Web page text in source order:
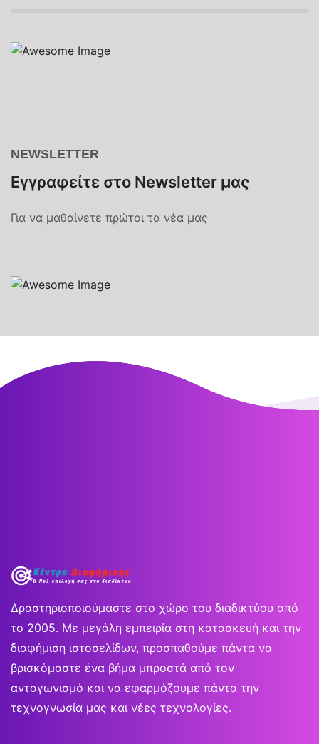
NEWSLETTER
Εγγραφείτε στο Newsletter μας
Για να μαθαίνετε πρώτοι τα νέα μας
Δραστηριοποιούμαστε στο χώρο του διαδικτύου από
το 2005. Με μεγάλη εμπειρία στη κατασκευή και την
διαφήμιση ιστοσελίδων, προσπαθούμε πάντα να
βρισκόμαστε ένα βήμα μπροστά από τον
ανταγωνισμό και να εφαρμόζουμε πάντα την
τεχνογνωσία μας και νέες τεχνολογίες.